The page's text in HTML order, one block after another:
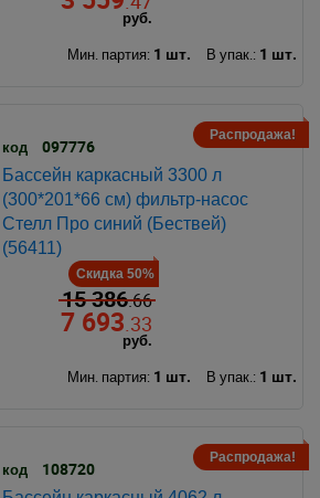
руб.
Мин. партия: 1 шт. В упак.: 1 шт.
Распродажа!
код 097776
Бассейн каркасный 3300 л
(300*201*66 см) фильтр-насос
Стелл Про синий (Бествей)
(56411)
Скидка 50%
15 386.66
7 693.33
руб.
Мин. партия: 1 шт. В упак.: 1 шт.
Распродажа!
код 108720